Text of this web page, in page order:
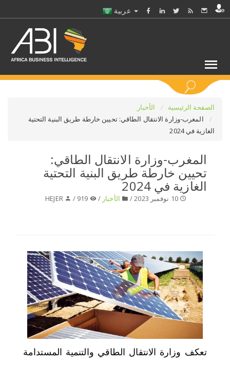
الصفحة الرئيسية
الأخبار
المغرب-وزارة الانتقال الطاقي: تحيين خارطة طريق البنية التحتية
الغازية في 2024
المغرب-وزارة الانتقال الطاقي:
تحيين خارطة طريق البنية التحتية
الغازية في 2024
10 نوفمبر 2023 / الأخبار /
HEJER
تعكف وزارة الانتقال الطاقي والتنمية المستدامة